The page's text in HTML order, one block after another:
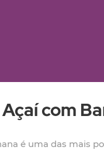
com
é uma das mais